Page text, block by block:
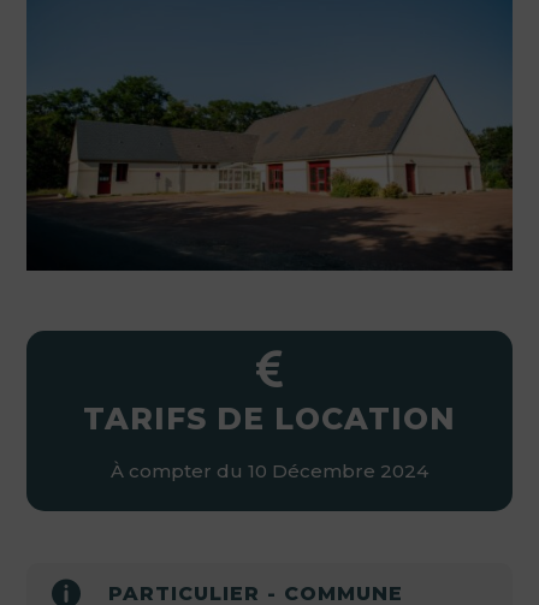

TARIFS DE LOCATION
À compter du 10 Décembre 2024
 PARTICULIER - COMMUNE